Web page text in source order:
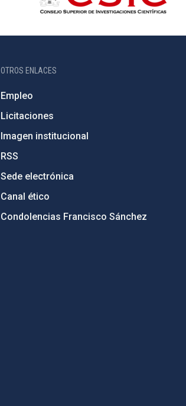
OTROS ENLACES
Empleo
Licitaciones
Imagen institucional
RSS
Sede electrónica
Canal ético
Condolencias Francisco Sánchez